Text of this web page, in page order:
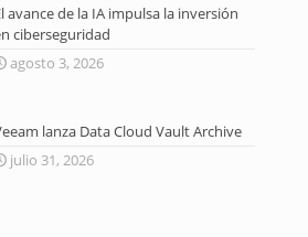
avance de la IA impulsa la inversión
ciberseguridad
agosto 3, 2026
lanza Data Cloud Vault Archive
julio 31, 2026